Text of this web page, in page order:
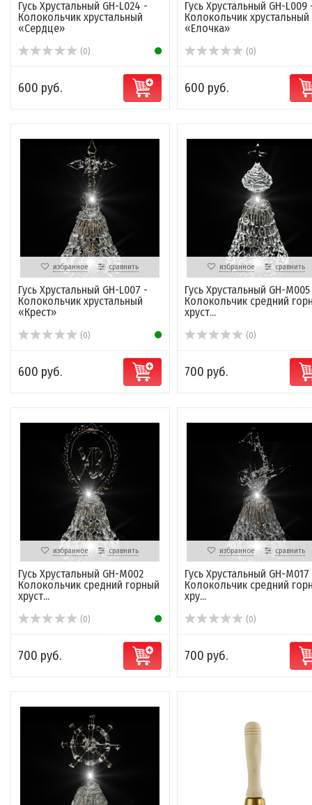
Гусь Хрустальный GH-L024 -
Колокольчик хрустальный
«Сердце»
(0)
600 руб.
Гусь Хрустальный GH-L009
Колокольчик хрустальный
«Елочка»
(0)
600 руб.
избранное сравнить
Гусь Хрустальный GH-L007 -
Колокольчик хрустальный
«Крест»
(0)
600 руб.
избранное сравнить
Гусь Хрустальный GH-M005
Колокольчик средний
хруст...
(0)
700 руб.
избранное сравнить
Гусь Хрустальный GH-M002
Колокольчик средний горный
хруст...
(0)
700 руб.
избранное сравнить
Гусь Хрустальный GH-
Колокольчик средний
хру...
(0)
700 руб.